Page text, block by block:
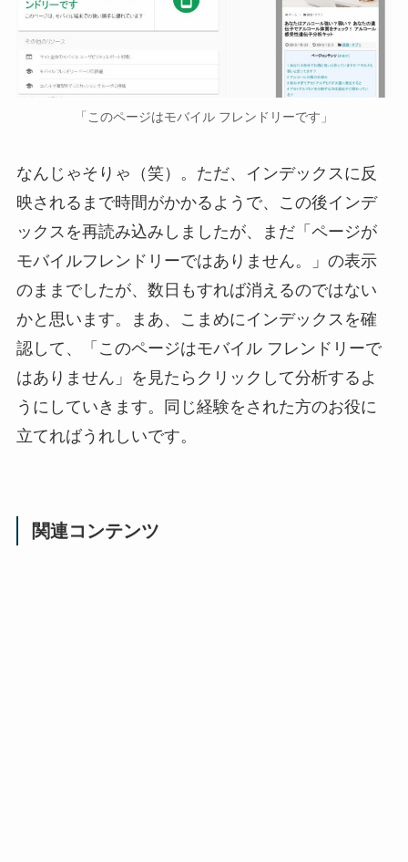
「このページはモバイル フレンドリーです」
なんじゃそりゃ（笑）。ただ、インデックスに反
映されるまで時間がかかるようで、この後インデ
ックスを再読み込みしましたが、まだ「ページが
モバイルフレンドリーではありません。」の表示
のままでしたが、数日もすれば消えるのではない
かと思います。まあ、こまめにインデックスを確
認して、「このページはモバイル フレンドリーで
はありません」を見たらクリックして分析するよ
うにしていきます。同じ経験をされた方のお役に
立てればうれしいです。
関連コンテンツ